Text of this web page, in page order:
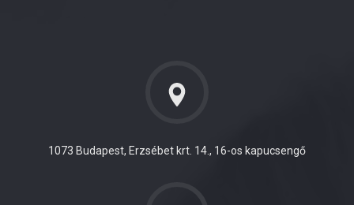
1073 Budapest, Erzsébet krt. 14., 16-os kapucsengő